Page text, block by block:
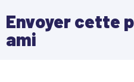
Envoyer cette
ami